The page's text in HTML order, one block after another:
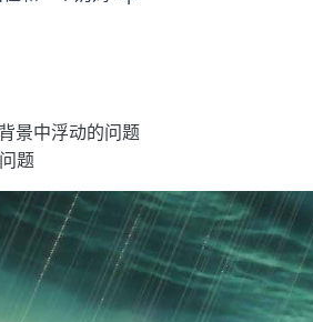
景中浮动的问题
题